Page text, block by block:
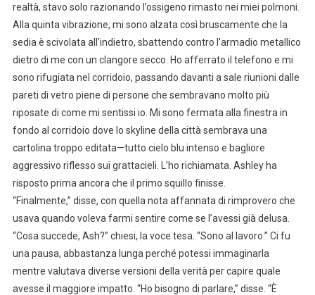
realtà, stavo solo razionando l’ossigeno rimasto nei miei polmoni.
Alla quinta vibrazione, mi sono alzata così bruscamente che la
sedia è scivolata all’indietro, sbattendo contro l’armadio metallico
dietro di me con un clangore secco. Ho afferrato il telefono e mi
sono rifugiata nel corridoio, passando davanti a sale riunioni dalle
pareti di vetro piene di persone che sembravano molto più
riposate di come mi sentissi io. Mi sono fermata alla finestra in
fondo al corridoio dove lo skyline della città sembrava una
cartolina troppo editata—tutto cielo blu intenso e bagliore
aggressivo riflesso sui grattacieli. L’ho richiamata. Ashley ha
risposto prima ancora che il primo squillo finisse.
“Finalmente,” disse, con quella nota affannata di rimprovero che
usava quando voleva farmi sentire come se l’avessi già delusa.
“Cosa succede, Ash?” chiesi, la voce tesa. “Sono al lavoro.” Ci fu
una pausa, abbastanza lunga perché potessi immaginarla
mentre valutava diverse versioni della verità per capire quale
avesse il maggiore impatto. “Ho bisogno di parlare,” disse. “È